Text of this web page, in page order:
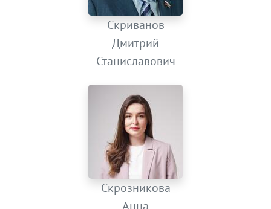
Скриванов
Дмитрий
Станиславович
Скрозникова